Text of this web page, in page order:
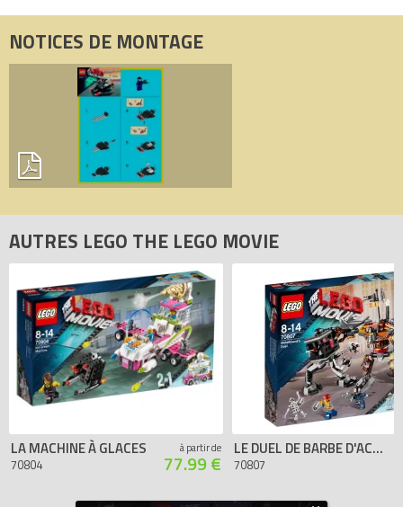
NOTICES DE MONTAGE
AUTRES LEGO THE LEGO MOVIE
LA MACHINE À GLACES
70804
à partir de
77.99 €
LE DUEL DE BARBE D'ACIER
70807